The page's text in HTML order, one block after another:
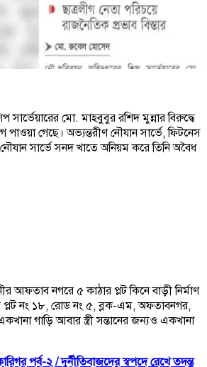
সার্ভেয়ারের মো. মাহবুবুর রশিদ মুন্নার বিরুদ্ধে
পাওয়া গেছে। অভ্যন্তরীণ নৌযান সার্ভে, ফিটনেস
নৌযান সার্ভে সনদ খাতে অনিয়ম করে তিনি অবৈধ
আফতাব নগরে ৫ কাঠার প্লট কিনে বাড়ী নির্মাণ
প্লট নং ১৮, রোড নং ৫, ব্লক-এম, অফতাবনগর,
গাড়ি আবার স্ত্রী সন্তানের জন্যও একখানা
পর্ব-২ /দুর্নীতিবাজদের স্বপদে রেখে তদন্ত